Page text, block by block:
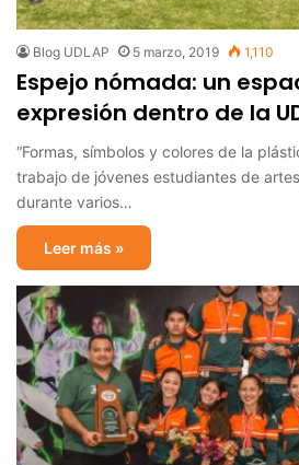
Blog UDLAP 5 marzo, 2019 1,110
Espejo nómada: un
expresión dentro de la
“Formas, símbolos y colores de la
trabajo de jóvenes estudiantes de
durante varios…
Leer más »